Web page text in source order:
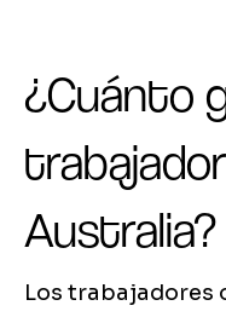
¿Cuánto
Australia?
Los trabajadores